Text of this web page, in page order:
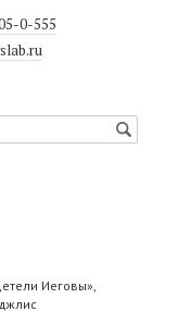
0-555
Иеговы»,